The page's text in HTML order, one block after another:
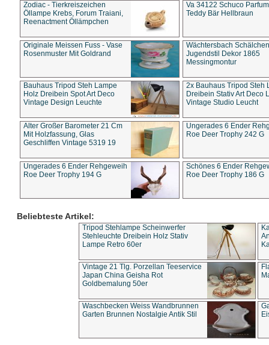
Zodiac - Tierkreiszeichen
Öllampe Krebs, Forum Traiani,
Reenactment Öllämpchen
Va 34122 Schuco
Teddy Bär Hellbraun
Originale Meissen Fuss - Vase
Rosenmuster Mit Goldrand
Wächtersbach Schälchen
Jugendstil Dekor 1865
Messingmontur
Bauhaus Tripod Steh Lampe
Holz Dreibein Spot Art Deco
Vintage Design Leuchte
2x Bauhaus Tripod Steh
Dreibein Stativ Art Deco
Vintage Studio Leucht
Alter Großer Barometer 21 Cm
Mit Holzfassung, Glas
Geschliffen Vintage 5319 19
Ungerades 6 Ender
Roe Deer Trophy 242 G
Ungerades 6 Ender Rehgeweih
Roe Deer Trophy 194 G
Schönes 6 Ender
Roe Deer Trophy 186 G
Beliebteste Artikel:
Tripod Stehlampe Scheinwerfer
Stehleuchte Dreibein Holz Stativ
Lampe Retro 60er
Vintage 21 Tlg. Porzellan Teeservice
Japan China Geisha Rot
Goldbemalung 50er
Waschbecken Weiss Wandbrunnen
Garten Brunnen Nostalgie Antik Stil